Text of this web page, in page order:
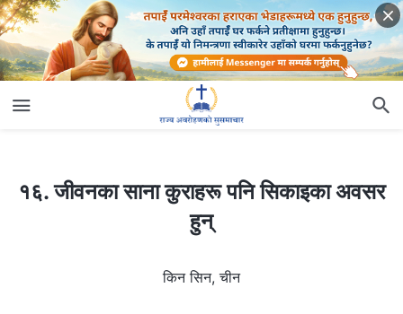
१६. जीवनका साना कुराहरू पनि सिकाइका अवसर हुन्
१६. जीवनका साना कुराहरू पनि सिकाइका अवसर
हुन्
किन सिन, चीन